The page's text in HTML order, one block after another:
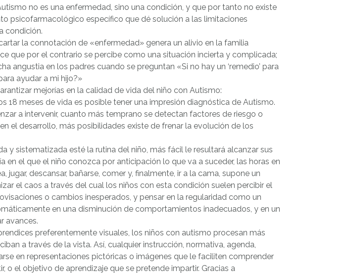
no es una enfermedad, sino una condición, y que por tanto no existe
psicofarmacológico específico que dé solución a las limitaciones
condición.
la connotación de «enfermedad» genera un alivio en la familia
que por el contrario se percibe como una situación incierta y complicada;
angustia en los padres cuando se preguntan «Si no hay un ‘remedio’ para
ayudar a mi hijo?»
mejorías en la calidad de vida del niño con Autismo:
18 meses de vida es posible tener una impresión diagnóstica de Autismo.
a intervenir, cuanto más temprano se detectan factores de riesgo o
el desarrollo, más posibilidades existe de frenar la evolución de los
y sistematizada esté la rutina del niño, más fácil le resultará alcanzar sus
en el que el niño conozca por anticipación lo que va a suceder, las horas en
jugar, descansar, bañarse, comer y, finalmente, ir a la cama, supone un
el caos a través del cual los niños con esta condición suelen percibir el
o cambios inesperados, y pensar en la regularidad como un
en una disminución de comportamientos inadecuados, y en un
avances.
preferentemente visuales, los niños con autismo procesan más
a través de la vista. Así, cualquier instrucción, normativa, agenda,
en representaciones pictóricas o imágenes que le faciliten comprender
o el objetivo de aprendizaje que se pretende impartir. Gracias a